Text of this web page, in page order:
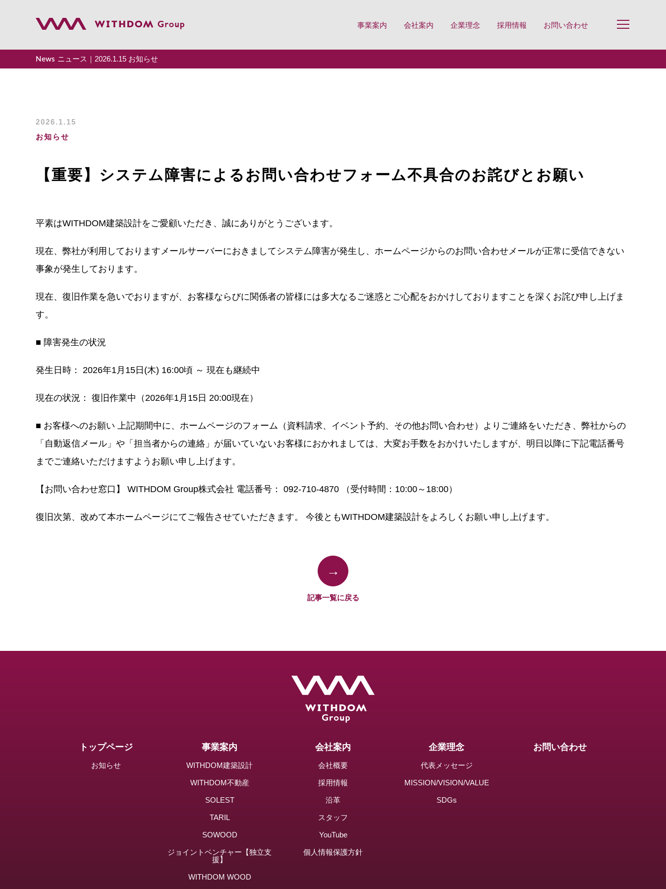
トップページ
YouTube
お問い合わせ
事業案内 会社案内 企業理念 採用情報 お問い合わせ
News ニュース｜2026.1.15 お知らせ
2026.1.15
お知らせ
【重要】システム障害によるお問い合わせフォーム不具合のお詫びとお願い
平素はWITHDOM建築設計をご愛顧いただき、誠にありがとうございます。
現在、弊社が利用しておりますメールサーバーにおきましてシステム障害が発生し、ホームページからのお問い合わせメールが正常に受信できない
事象が発生しております。
現在、復旧作業を急いでおりますが、お客様ならびに関係者の皆様には多大なるご迷惑とご心配をおかけしておりますことを深くお詫び申し上げま
す。
■ 障害発生の状況
発生日時： 2026年1月15日(木) 16:00頃 ～ 現在も継続中
現在の状況： 復旧作業中（2026年1月15日 20:00現在）
■ お客様へのお願い 上記期間中に、ホームページのフォーム（資料請求、イベント予約、その他お問い合わせ）よりご連絡をいただき、弊社からの
「自動返信メール」や「担当者からの連絡」が届いていないお客様におかれましては、大変お手数をおかけいたしますが、明日以降に下記電話番号
までご連絡いただけますようお願い申し上げます。
【お問い合わせ窓口】 WITHDOM Group株式会社 電話番号： 092-710-4870 （受付時間：10:00～18:00）
復旧次第、改めて本ホームページにてご報告させていただきます。 今後ともWITHDOM建築設計をよろしくお願い申し上げます。
→
記事一覧に戻る
トップページ
お知らせ
事業案内
WITHDOM建築設計
WITHDOM不動産
SOLEST
TARIL
SOWOOD
ジョイントベンチャー【独立支
援】
WITHDOM WOOD
会社案内
会社概要
採用情報
沿革
スタッフ
YouTube
個人情報保護方針
企業理念
代表メッセージ
MISSION/VISION/VALUE
SDGs
お問い合わせ